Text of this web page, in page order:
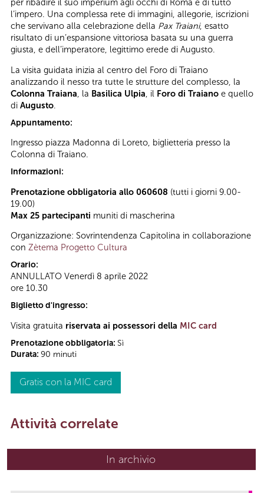
per ribadire il suo imperium agli occhi di Roma e di tutto
l’impero. Una complessa rete di immagini, allegorie, iscrizioni
che servivano alla celebrazione della Pax Traiani, esatto
risultato di un’espansione vittoriosa basata su una guerra
giusta, e dell’imperatore, legittimo erede di Augusto.
La visita guidata inizia al centro del Foro di Traiano
analizzando il nesso tra tutte le strutture del complesso, la
Colonna Traiana , la Basilica Ulpia , il Foro di Traiano e quello
di Augusto.
Appuntamento:
Ingresso piazza Madonna di Loreto, biglietteria presso la
Colonna di Traiano.
Informazioni:
Prenotazione obbligatoria allo 060608 (tutti i giorni 9.00-
19.00)
Max 25 partecipanti muniti di mascherina
Organizzazione: Sovrintendenza Capitolina in collaborazione
con Zètema Progetto Cultura
Orario:
ANNULLATO Venerdì 8 aprile 2022
ore 10.30
Biglietto d'ingresso:
Visita gratuita riservata ai possessori della MIC card
Prenotazione obbligatoria: Sì
Durata: 90 minuti
Gratis con la MIC card
Attività correlate
In archivio